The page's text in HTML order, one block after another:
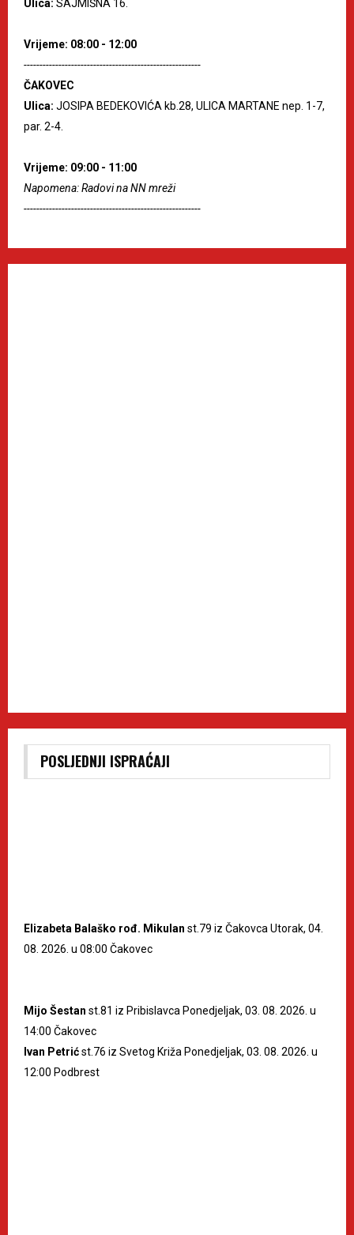
Ulica: SAJMIŠNA 16.
Vrijeme: 08:00 - 12:00
--------------------------------------------------------
ČAKOVEC
Ulica: JOSIPA BEDEKOVIĆA kb.28, ULICA MARTANE nep. 1-7,
par. 2-4.
Vrijeme: 09:00 - 11:00
Napomena: Radovi na NN mreži
--------------------------------------------------------
POSLJEDNJI ISPRAĆAJI
Elizabeta Balaško rođ. Mikulan st.79 iz Čakovca Utorak, 04.
08. 2026. u 08:00 Čakovec
Mijo Šestan st.81 iz Pribislavca Ponedjeljak, 03. 08. 2026. u
14:00 Čakovec
Ivan Petrićst.76 iz Svetog Križa Ponedjeljak, 03. 08. 2026. u
12:00 Podbrest